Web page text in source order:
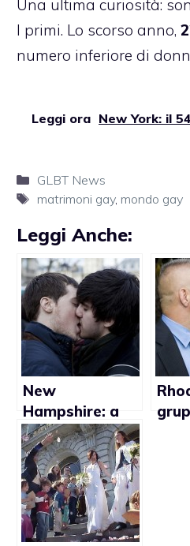
Una ultima curiosità:
I primi. Lo scorso anno,
numero inferiore di
Leggi ora New York: il
Categorie
GLBT News
Tag
matrimoni gay, mondo gay
Leggi Anche:
New
Hampshire: a
rischio il
matrimonio gay